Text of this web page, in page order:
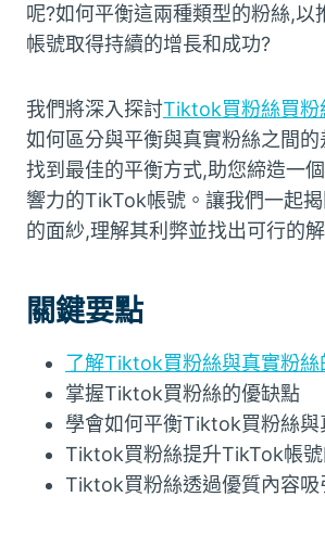
呢?如何平衡這兩種類型的粉絲,以
帳號取得持續的增長和成功?
我們將深入探討Tiktok買粉絲買粉
如何區分與平衡與真實粉絲之間
找到最佳的平衡方式,助您締造一
響力的TikTok帳號。讓我們一起
的面紗,理解其利弊並找出可行的
關鍵要點
了解Tiktok買粉絲與真實粉絲
掌握Tiktok買粉絲的優缺點
學會如何平衡Tiktok買粉絲與
Tiktok買粉絲提升TikTok帳
Tiktok買粉絲透過優質內容吸